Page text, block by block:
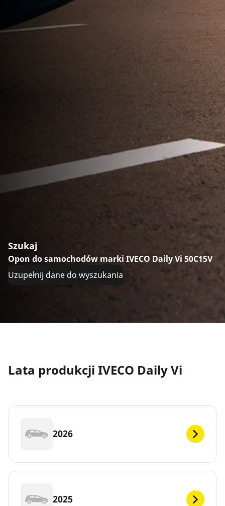
Szukaj
Opon do samochodów marki IVECO Daily Vi 50C15V
Uzupełnij dane do wyszukania
Lata produkcji IVECO Daily Vi
2026
2025